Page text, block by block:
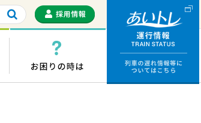
きっぷ・ICカード お困りの時は